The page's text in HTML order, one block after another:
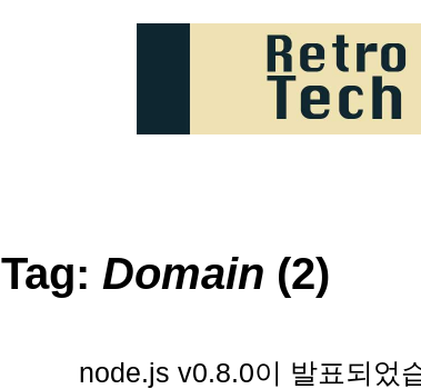
Tag: Domain (2)
node.js v0.8.0이 발표되었